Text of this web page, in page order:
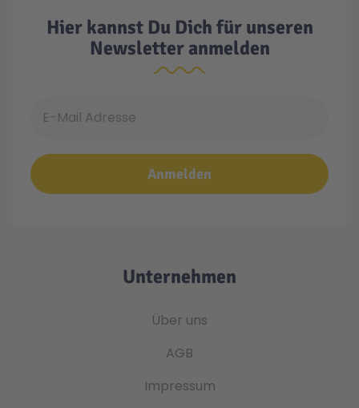
Hier kannst Du Dich für unseren
Newsletter anmelden
Anmelden
Unternehmen
Über uns
AGB
Impressum